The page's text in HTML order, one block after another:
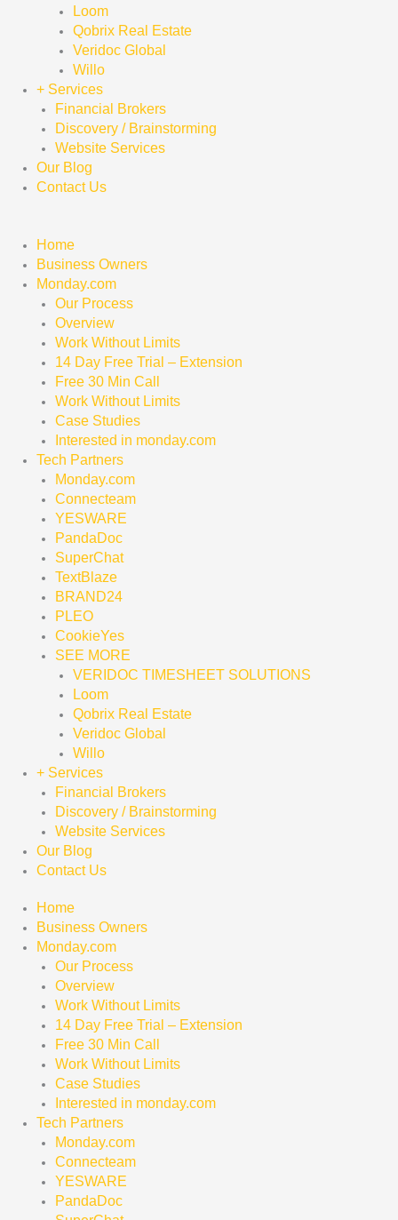
Loom
Qobrix Real Estate
Veridoc Global
Willo
+ Services
Financial Brokers
Discovery / Brainstorming
Website Services
Our Blog
Contact Us
Home
Business Owners
Monday.com
Our Process
Overview
Work Without Limits
14 Day Free Trial – Extension
Free 30 Min Call
Work Without Limits
Case Studies
Interested in monday.com
Tech Partners
Monday.com
Connecteam
YESWARE
PandaDoc
SuperChat
TextBlaze
BRAND24
PLEO
CookieYes
SEE MORE
VERIDOC TIMESHEET SOLUTIONS
Loom
Qobrix Real Estate
Veridoc Global
Willo
+ Services
Financial Brokers
Discovery / Brainstorming
Website Services
Our Blog
Contact Us
Home
Business Owners
Monday.com
Our Process
Overview
Work Without Limits
14 Day Free Trial – Extension
Free 30 Min Call
Work Without Limits
Case Studies
Interested in monday.com
Tech Partners
Monday.com
Connecteam
YESWARE
PandaDoc